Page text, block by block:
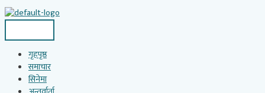
गृहपृष्ठ
समाचार
सिनेमा